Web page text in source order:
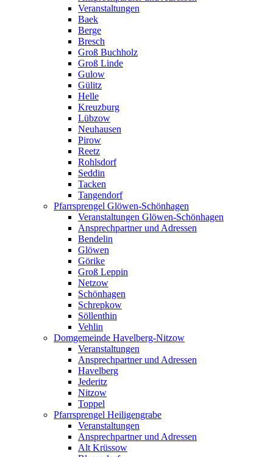
Veranstaltungen
Baek
Berge
Bresch
Groß Buchholz
Groß Linde
Gulow
Gülitz
Helle
Kreuzburg
Lübzow
Neuhausen
Pirow
Reetz
Rohlsdorf
Seddin
Tacken
Tangendorf
Pfarrsprengel Glöwen-Schönhagen
Veranstaltungen Glöwen-Schönhagen
Ansprechpartner und Adressen
Bendelin
Glöwen
Görike
Groß Leppin
Netzow
Schönhagen
Schrepkow
Söllenthin
Vehlin
Domgemeinde Havelberg-Nitzow
Veranstaltungen
Ansprechpartner und Adressen
Havelberg
Jederitz
Nitzow
Toppel
Pfarrsprengel Heiligengrabe
Veranstaltungen
Ansprechpartner und Adressen
Alt Krüssow